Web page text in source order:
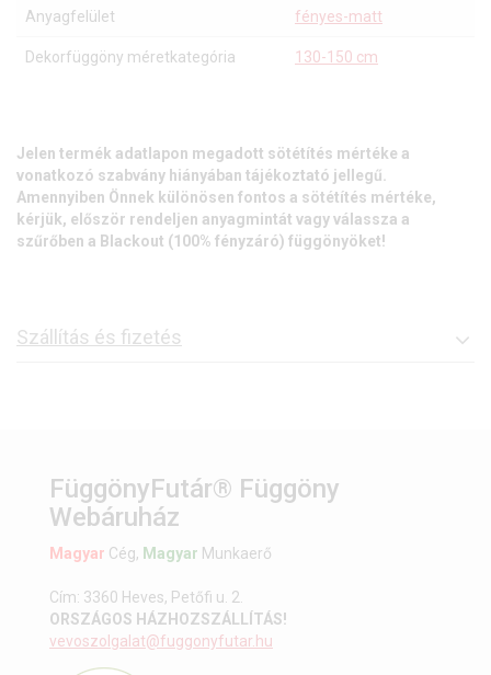
Anyagfelület fényes-matt
Dekorfüggöny méretkategória 130-150 cm
Jelen termék adatlapon megadott sötétítés mértéke a
vonatkozó szabvány hiányában tájékoztató jellegű.
Amennyiben Önnek különösen fontos a sötétítés mértéke,
kérjük, először rendeljen anyagmintát vagy válassza a
szűrőben a Blackout (100% fényzáró) függönyöket!
Szállítás és fizetés
FüggönyFutár® Függöny
Webáruház
Magyar Cég, Magyar Munkaerő
Cím: 3360 Heves, Petőfi u. 2.
ORSZÁGOS HÁZHOZSZÁLLÍTÁS!
vevoszolgalat@fuggonyfutar.hu